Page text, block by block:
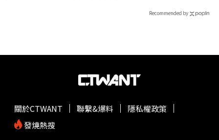
Recommended by
關於CTWANT 聯繫&爆料
隱私權政策
發燒熱搜